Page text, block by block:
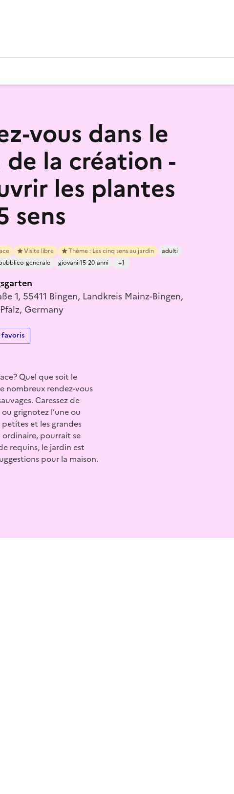
vous dans le
la création -
les plantes
sens
Visite libre Thème : Les cinq sens au jardin
adulti
generale giovani-15-20-anni +1
1, 55411 Bingen, Landkreis Mainz-Bingen,
Germany
favoris
Quel que soit le
nombreux rendez-vous
Caressez de
grignotez l’une ou
petites et les grandes
ordinaire, pourrait se
requins, le jardin est
pour la maison.